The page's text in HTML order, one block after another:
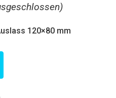
120×80 mm